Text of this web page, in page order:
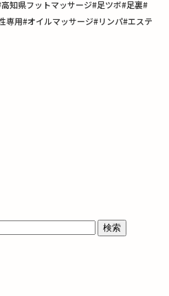
知県フットマッサージ#足ツボ#足裏#
専用#オイルマッサージ#リンパ#エステ